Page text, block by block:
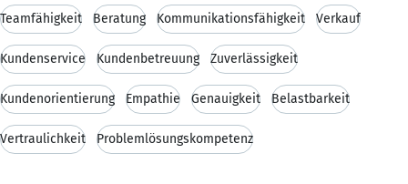
Teamfähigkeit Beratung Kommunikationsfähigkeit Verkauf
Kundenservice Kundenbetreuung Zuverlässigkeit
Kundenorientierung Empathie Genauigkeit Belastbarkeit
Vertraulichkeit Problemlösungskompetenz